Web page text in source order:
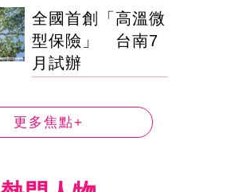
全國首創「高溫微
型保險」 台南7
月試辦
更多焦點+